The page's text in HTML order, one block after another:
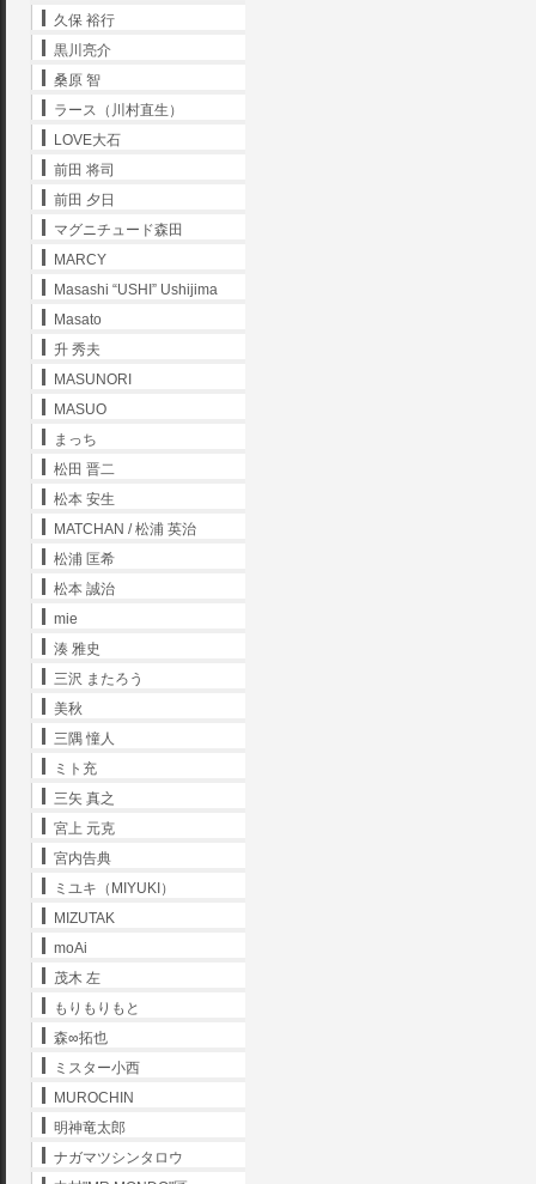
久保 裕行
黒川亮介
桑原 智
ラース（川村直生）
LOVE大石
前田 将司
前田 夕日
マグニチュード森田
MARCY
Masashi “USHI” Ushijima
Masato
升 秀夫
MASUNORI
MASUO
まっち
松田 晋二
松本 安生
MATCHAN / 松浦 英治
松浦 匡希
松本 誠治
mie
湊 雅史
三沢 またろう
美秋
三隅 憧人
ミト充
三矢 真之
宮上 元克
宮内告典
ミユキ（MIYUKI）
MIZUTAK
moAi
茂木 左
もりもりもと
森∞拓也
ミスター小西
MUROCHIN
明神竜太郎
ナガマツシンタロウ